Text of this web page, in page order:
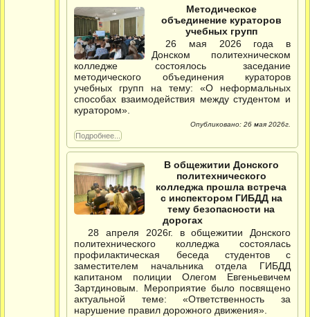
Методическое
объединение кураторов
учебных групп
26 мая 2026 года в
Донском политехническом
колледже состоялось заседание
методического объединения кураторов
учебных групп на тему: «О неформальных
способах взаимодействия между студентом и
куратором».
Опубликовано: 26 мая 2026г.
Подробнее...
В общежитии Донского
политехнического
колледжа прошла встреча
с инспектором ГИБДД на
тему безопасности на
дорогах
28 апреля 2026г. в общежитии Донского
политехнического колледжа состоялась
профилактическая беседа студентов с
заместителем начальника отдела ГИБДД
капитаном полиции Олегом Евгеньевичем
Зартдиновым. Мероприятие было посвящено
актуальной теме: «Ответственность за
нарушение правил дорожного движения».